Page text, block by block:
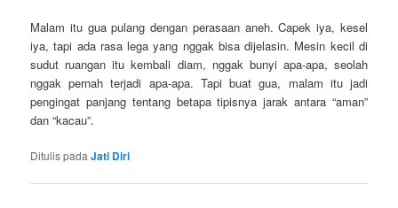
Malam itu gua pulang dengan perasaan aneh. Capek iya, kesel
iya, tapi ada rasa lega yang nggak bisa dijelasin. Mesin kecil di
sudut ruangan itu kembali diam, nggak bunyi apa-apa, seolah
nggak pernah terjadi apa-apa. Tapi buat gua, malam itu jadi
pengingat panjang tentang betapa tipisnya jarak antara “aman”
dan “kacau”.
Ditulis padaJati Diri